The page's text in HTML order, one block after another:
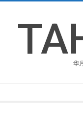
content
华
Navigation